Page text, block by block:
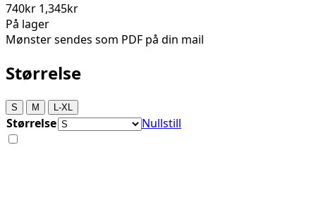
740kr 1,345kr
På lager
Mønster sendes som PDF på din mail
Størrelse
S M L-XL
Størrelse Nullstill